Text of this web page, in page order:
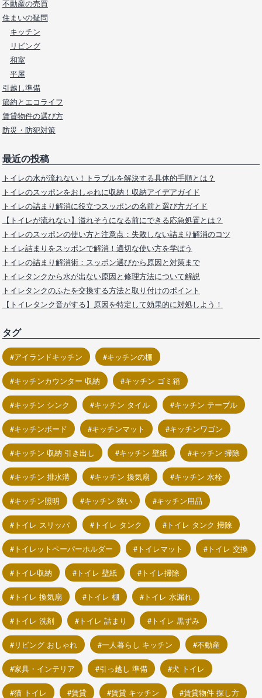
不動産の売買
住まいの疑問
キッチン
リビング
和室
平屋
引越し準備
節約とエコライフ
賃貸物件の選び方
防災・防犯対策
最近の投稿
トイレの水が流れない！トラブルを解決する具体的手順とは？
トイレのスッポンをおしゃれに収納！収納アイデアガイド
トイレの詰まり解消に役立つスッポンの名前と選び方ガイド
【トイレが流れない】溢れそうになる前にできる応急処置とは？
トイレのスッポンの使い方と注意点：失敗しない詰まり解消のコツ
トイレ詰まりをスッポンで解消！適切な使い方を学ぼう
トイレの詰まり解消術：スッポン選びから原因と対策まで
トイレタンクから水が出ない原因と修理方法について解説
トイレタンクのふたを交換する方法と取り付けのポイント
【トイレタンク音がする】原因を特定して効果的に対処しよう！
タグ
アイランドキッチン キッチンの棚
キッチンカウンター 収納 キッチン ゴミ箱
キッチン シンク キッチン タイル キッチン テーブル
キッチンボード キッチンマット キッチンワゴン
キッチン 収納 引き出し キッチン 壁紙 キッチン 掃除
キッチン 排水溝 キッチン 換気扇 キッチン 水栓
キッチン照明 キッチン 狭い キッチン用品
トイレ スリッパ トイレ タンク トイレ タンク 掃除
トイレットペーパーホルダー トイレマット トイレ 交換
トイレ収納 トイレ 壁紙 トイレ掃除
トイレ 換気扇 トイレ 棚 トイレ 水漏れ
トイレ 洗剤 トイレ 詰まり トイレ 黒ずみ
リビング おしゃれ 一人暮らし キッチン 不動産
家具・インテリア 引っ越し 準備 犬 トイレ
猫 トイレ 賃貸 賃貸 キッチン 賃貸物件 探し方